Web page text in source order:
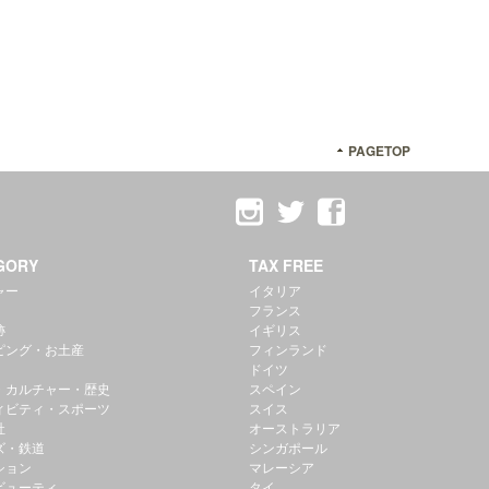
PAGETOP
ー
ング・お土産
カルチャー・歴史
ビティ・スポーツ
・鉄道
ョン
TAX FREE
イタリア
フランス
イギリス
フィンランド
ドイツ
スペイン
スイス
オーストラリア
シンガポール
マレーシア